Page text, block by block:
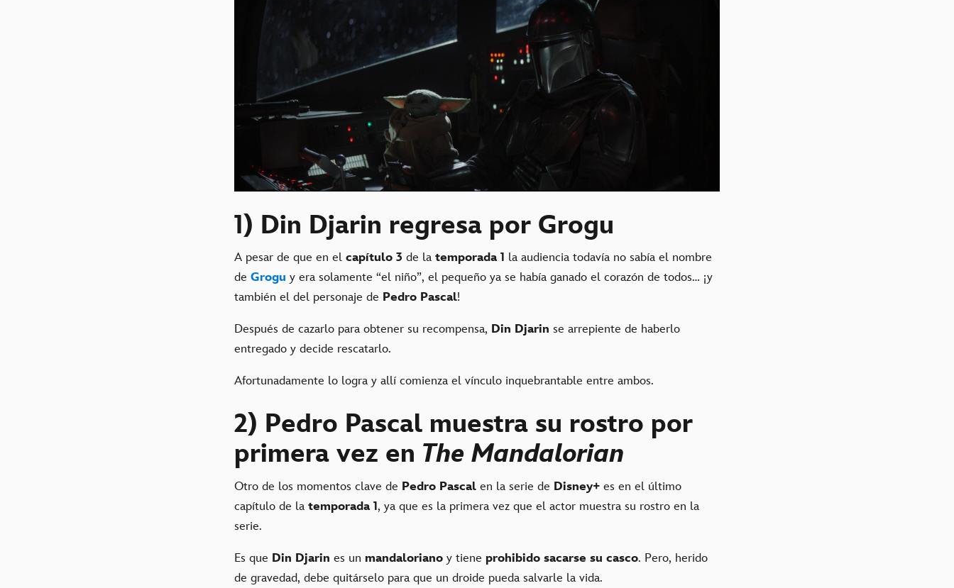
1) Din Djarin regresa por Grogu
A pesar de que en el capítulo 3 de la temporada 1 la audiencia todavía no sabía el nombre
de Grogu y era solamente “el niño”, el pequeño ya se había ganado el corazón de todos… ¡y
también el del personaje de Pedro Pascal!
Después de cazarlo para obtener su recompensa, Din Djarin se arrepiente de haberlo
entregado y decide rescatarlo.
Afortunadamente lo logra y allí comienza el vínculo inquebrantable entre ambos.
2) Pedro Pascal muestra su rostro por
primera vez en The Mandalorian
Otro de los momentos clave de Pedro Pascal en la serie de Disney+ es en el último
capítulo de la temporada 1, ya que es la primera vez que el actor muestra su rostro en la
serie.
Es que Din Djarin es un mandaloriano y tiene prohibido sacarse su casco. Pero, herido
de gravedad, debe quitárselo para que un droide pueda salvarle la vida.